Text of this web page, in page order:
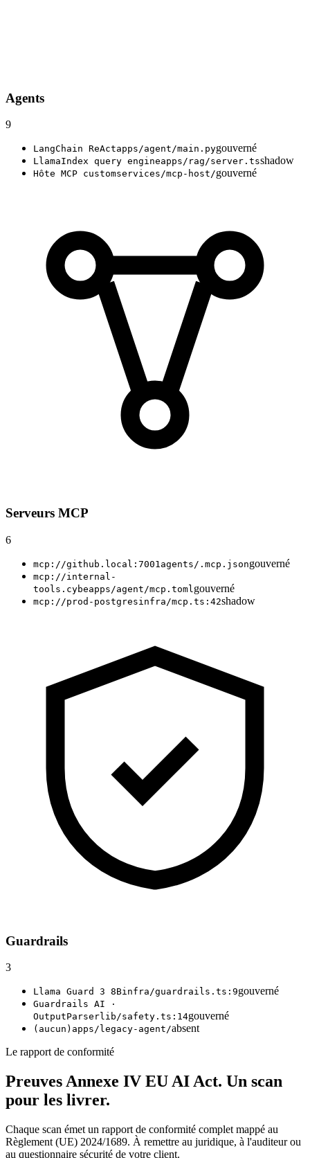
Agents
9
LangChain ReActapps/agent/main.pygouverné
LlamaIndex query engineapps/rag/server.tsshadow
Hôte MCP customservices/mcp-host/gouverné
Serveurs MCP
6
mcp://github.local:7001 agents/.mcp.jsongouverné
mcp://internal-
tools.cybeapps/agent/mcp.toml gouverné
mcp://prod-postgresinfra/mcp.ts:42shadow
Guardrails
3
Llama Guard 3 8Binfra/guardrails.ts:9gouverné
Guardrails AI ·
OutputParserlib/safety.ts:14gouverné
(aucun) apps/legacy-agent/absent
Le rapport de conformité
Preuves Annexe IV EU AI Act. Un scan
pour les livrer.
Chaque scan émet un rapport de conformité complet mappé au
Règlement (UE) 2024/1689. À remettre au juridique, à l'auditeur ou
au questionnaire sécurité de votre client.